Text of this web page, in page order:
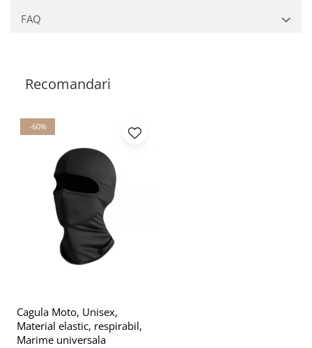
FAQ
Recomandari
-60%
Cagula Moto, Unisex,
Material elastic, respirabil,
Marime universala